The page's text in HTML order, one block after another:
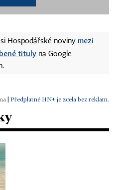
Hospodářské noviny mezi
tituly na Google
Předplatné HN+ je zcela bez reklam.